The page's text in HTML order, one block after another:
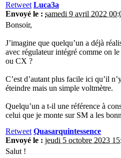
Retweet Luca3a
Envoyé le : samedi 9 avril 2022
Bonsoir,
J’imagine que quelqu’un a déjà
avec régulateur intégré comme on
ou CX ?
C’est d’autant plus facile ici qu’il
éteindre mais un simple voltmètre.
Quelqu’un a t-il une référence à
celui que je monte sur SM a les
Retweet Quasarquintessence
Envoyé le : jeudi 5 octobre 2023
Salut !